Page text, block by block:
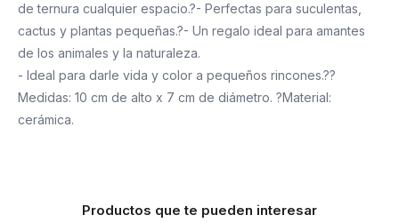
de ternura cualquier espacio.?- Perfectas para suculentas,
cactus y plantas pequeñas.?- Un regalo ideal para amantes
de los animales y la naturaleza.
- Ideal para darle vida y color a pequeños rincones.??
Medidas: 10 cm de alto x 7 cm de diámetro. ?Material:
cerámica.
Productos que te pueden interesar